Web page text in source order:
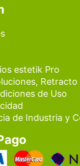
estetik Pro
de Uso
de Industria y